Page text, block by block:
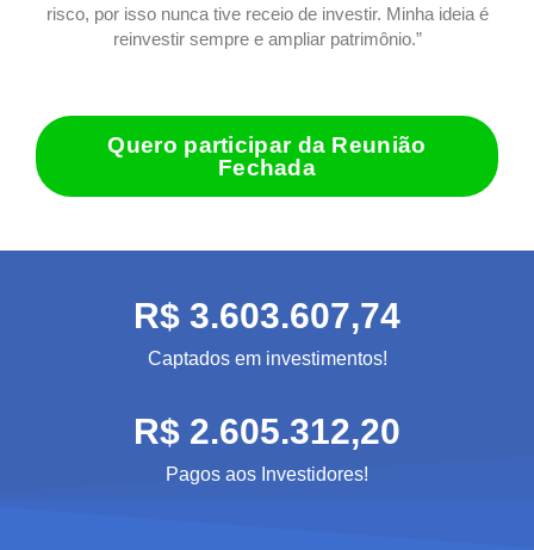
risco, por isso nunca tive receio de investir. Minha ideia é
reinvestir sempre e ampliar patrimônio.”
Quero participar da Reunião
Fechada
R$ 3.603.607,74
Captados em investimentos!
R$ 2.605.312,20
Pagos aos Investidores!